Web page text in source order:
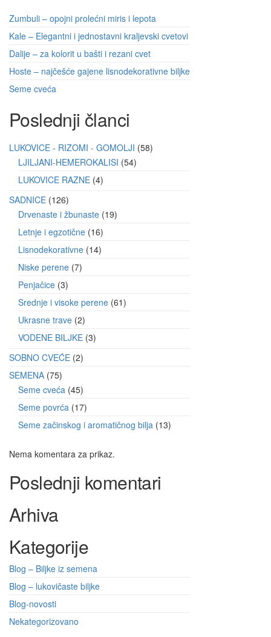
Zumbuli – opojni prolećni miris i lepota
Kale – Elegantni i jednostavni kraljevski cvetovi
Dalije – za kolorit u bašti i rezani cvet
Hoste – najčešće gajene lisnodekorativne biljke
Seme cveća
Poslednji članci
LUKOVICE - RIZOMI - GOMOLJI 58
LJILJANI-HEMEROKALISI 54
LUKOVICE RAZNE 4
SADNICE 126
Drvenaste i žbunaste 19
Letnje i egzotične 16
Lisnodekorativne 14
Niske perene 7
Penjačice 3
Srednje i visoke perene 61
Ukrasne trave 2
VODENE BILJKE 3
SOBNO CVEĆE 2
SEMENA 75
Seme cveća 45
Seme povrća 17
Seme začinskog i aromatičnog bilja 13
Nema komentara za prikaz.
Poslednji komentari
Arhiva
Kategorije
Blog – Biljke iz semena
Blog – lukovičaste biljke
Blog-novosti
Nekategorizovano